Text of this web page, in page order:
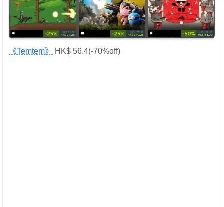
《Temtem》 HK$ 56.4(-70%off)